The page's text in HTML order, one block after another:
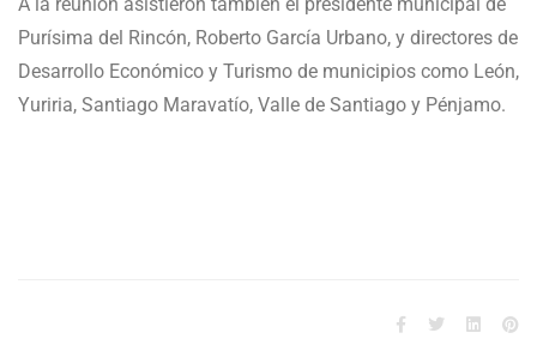
Purísima del Rincón, Roberto García Urbano, y directores de
Desarrollo Económico y Turismo de municipios como León,
Yuriria, Santiago Maravatío, Valle de Santiago y Pénjamo.